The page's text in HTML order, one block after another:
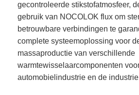
gecontroleerde stikstofatmosfeer,
gebruik van NOCOLOK flux om
betrouwbare verbindingen te
complete systeemoplossing voor
massaproductie van verschillende
warmtewisselaarcomponenten
automobielindustrie en de